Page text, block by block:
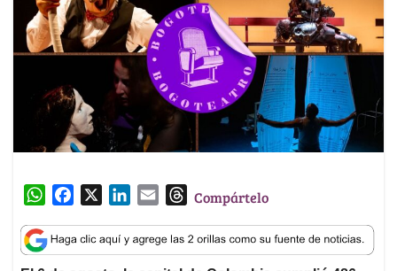
W
a
t
c
e
n
k
a
i
T
r
e
Compártelo